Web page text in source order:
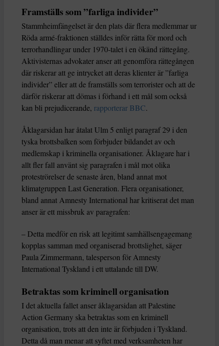
Framställs som ”farliga individer”
Stammheimfängelset är den plats där flera medlemmar ur
Röda armé-fraktionen ställdes inför rätta för mord och
terrorhandlingar under 1970-talet i en ökänd rättegång.
Aktivisternas advokater anser att genomföra rättegången
där riskerar att ge intrycket att deras klienter är ”farliga
individer” eller att de framställs som terrorister och att de
därför riskerar att dömas i förhand i ett mål som också
kan bli prejudicerande, rapporterar BBC.
Åklagarsidan har åtalat Ulm 5 enligt paragraf 29 i den
tyska brottsbalken som förbjuder bildandet av och
medlemskap i kriminella organisationer. Åklagare har i
allt fler fall använt sig paragrafen i mål mot olika
proteströrelser de senaste åren, bland annat mot
klimatgruppen Last Generation. Flera organisationer,
bland annat Amnesty International har kritiserat det man
anser är ett missbruk av paragrafen:
– Detta medför en risk att legitimt samhällsengagemang
kopplas samman med organiserad brottslighet, säger
Paula Zimmermann, talesperson för Amnesty
International Tyskland i ett uttalande till DW.
Betraktas som kriminell organisation
I det aktuella fallet anser åklagarsidan att Palestine
Action Germany ska betraktas som en kriminell
organisation, trots att den inte är förbjuden i Tyskland.
Detta då man menar att syftet med verksamheten har